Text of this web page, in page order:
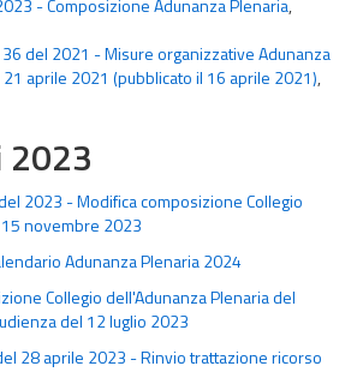
- Composizione Adunanza Plenaria,
del 2021 - Misure organizzative Adunanza
aprile 2021 (pubblicato il 16 aprile 2021),
2023
2023 - Modifica composizione Collegio
novembre 2023
Adunanza Plenaria 2024
Collegio dell'Adunanza Plenaria del
del 12 luglio 2023
28 aprile 2023 - Rinvio trattazione ricorso